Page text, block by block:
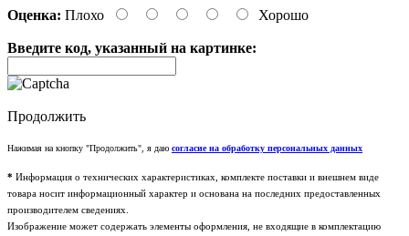
Оценка: Плохо Хорошо
Введите код, указанный на картинке:
Продолжить
Нажимая на кнопку "Продолжить", я даю согласие на обработку персональных данных
* Информация о технических характеристиках, комплекте поставки и внешнем виде
товара носит информационный характер и основана на последних предоставленных
производителем сведениях.
Изображение может содержать элементы оформления, не входящие в комплектацию